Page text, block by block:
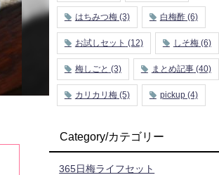
はちみつ梅(3) 白梅酢(6)
お試しセット (12) しそ梅(6)
梅しごと (3) まとめ記事(40)
カリカリ梅(5) pickup(4)
Category/カテゴリー
365日梅ライフセット